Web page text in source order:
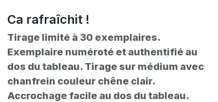
Ca rafraîchit !
Tirage limité à 30 exemplaires.
Exemplaire numéroté et authentifié au
dos du tableau. Tirage sur médium avec
chanfrein couleur chêne clair.
Accrochage facile au dos du tableau.